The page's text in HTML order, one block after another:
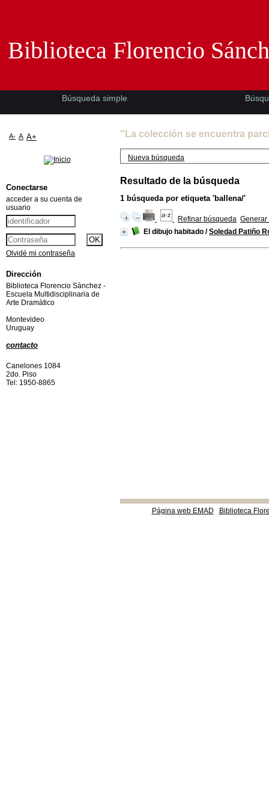
"La colección se encuentra
Nueva búsqueda
Resultado de la búsqueda
1 búsqueda por etiqueta 'ballena/'
Refinar búsqueda Generar
El dibujo habitado /Soledad Patiño
Página web EMAD Biblioteca
Biblioteca Florencio
Búsqueda simple
A- A A+
Conectarse
acceder a su cuenta de
usuario
Olvidé mi contraseña
Dirección
Biblioteca Florencio Sànchez -
Escuela Multidisciplinaria de
Arte Dramàtico
Montevideo
Uruguay
contacto
Canelones 1084
2do. Piso
Tel: 1950-8865